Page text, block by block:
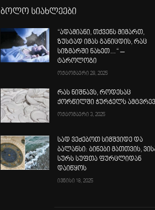
ბოლო სიახლეები
“ადამიანი, თქვენს მიმართ,
ზუსტად იმას განიცდის, რაც
სიზმარში ნახეთ…“ –
ტაროლოგი
ოქტომბერი 28, 2025
რას ნიშნავს, როდესაც
ქორწილში ჭურჭელს
ოქტომბერი 3, 2025
სად ვეძებოთ სიმშვიდე და
ბალანსი: ბინები მათთვის,
სურს სუფთა ფურცლიდან
დაიწყოს
ივნისი 18, 2025